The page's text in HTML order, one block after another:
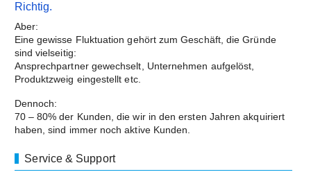
Richtig.
Aber:
Eine gewisse Fluktuation gehört zum Geschäft, die Gründe
sind vielseitig:
Ansprechpartner gewechselt, Unternehmen aufgelöst,
Produktzweig eingestellt etc.
Dennoch:
70 – 80% der Kunden, die wir in den ersten Jahren akquiriert
haben, sind immer noch aktive Kunden.
Service & Support